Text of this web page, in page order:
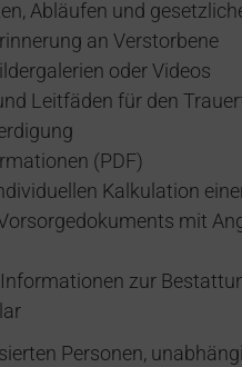
Abläufen und
an Verstorbene
oder Videos
Leitfäden für den
(PDF)
Kalkulation
mit
zur
Personen,